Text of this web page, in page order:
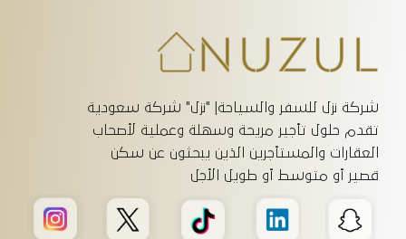
شركة نزل للسفر والسياحة| "نزل" شركة سعودية
تقدم حلول تأجير مريحة وسهلة وعملية لأصحاب
العقارات والمستأجرين الذين يبحثون عن سكن
قصير أو متوسط أو طويل الأجل